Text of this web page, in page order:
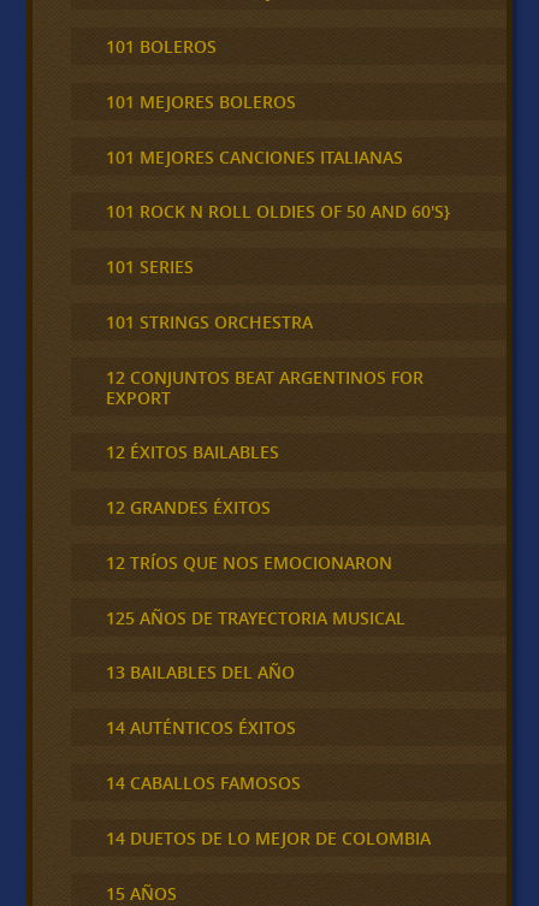
101 BOLEROS
101 MEJORES BOLEROS
101 MEJORES CANCIONES ITALIANAS
101 ROCK N ROLL OLDIES OF 50 AND 60'S}
101 SERIES
101 STRINGS ORCHESTRA
12 CONJUNTOS BEAT ARGENTINOS FOR
EXPORT
12 ÉXITOS BAILABLES
12 GRANDES ÉXITOS
12 TRÍOS QUE NOS EMOCIONARON
125 AÑOS DE TRAYECTORIA MUSICAL
13 BAILABLES DEL AÑO
14 AUTÉNTICOS ÉXITOS
14 CABALLOS FAMOSOS
14 DUETOS DE LO MEJOR DE COLOMBIA
15 AÑOS